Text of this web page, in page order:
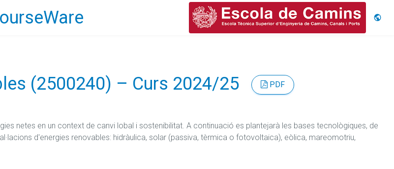
(2500240) – Curs 2024/25 PDF
netes en un context de canvi lobal i sostenibilitat. A continuació es plantejarà les bases tecnològiques, de
d'energies renovables: hidràulica, solar (passiva, tèrmica o fotovoltaica), eòlica, mareomotriu,